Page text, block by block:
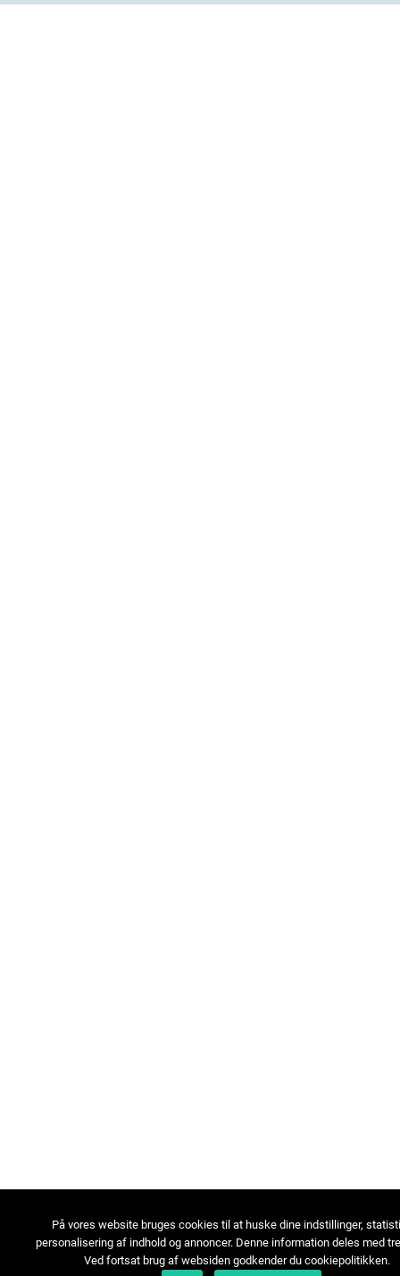
På vores website bruges cookies til at huske dine indstillinger,
personalisering af indhold og annoncer. Denne information deles med
Ved fortsat brug af websiden godkender du cookiepolitikken.